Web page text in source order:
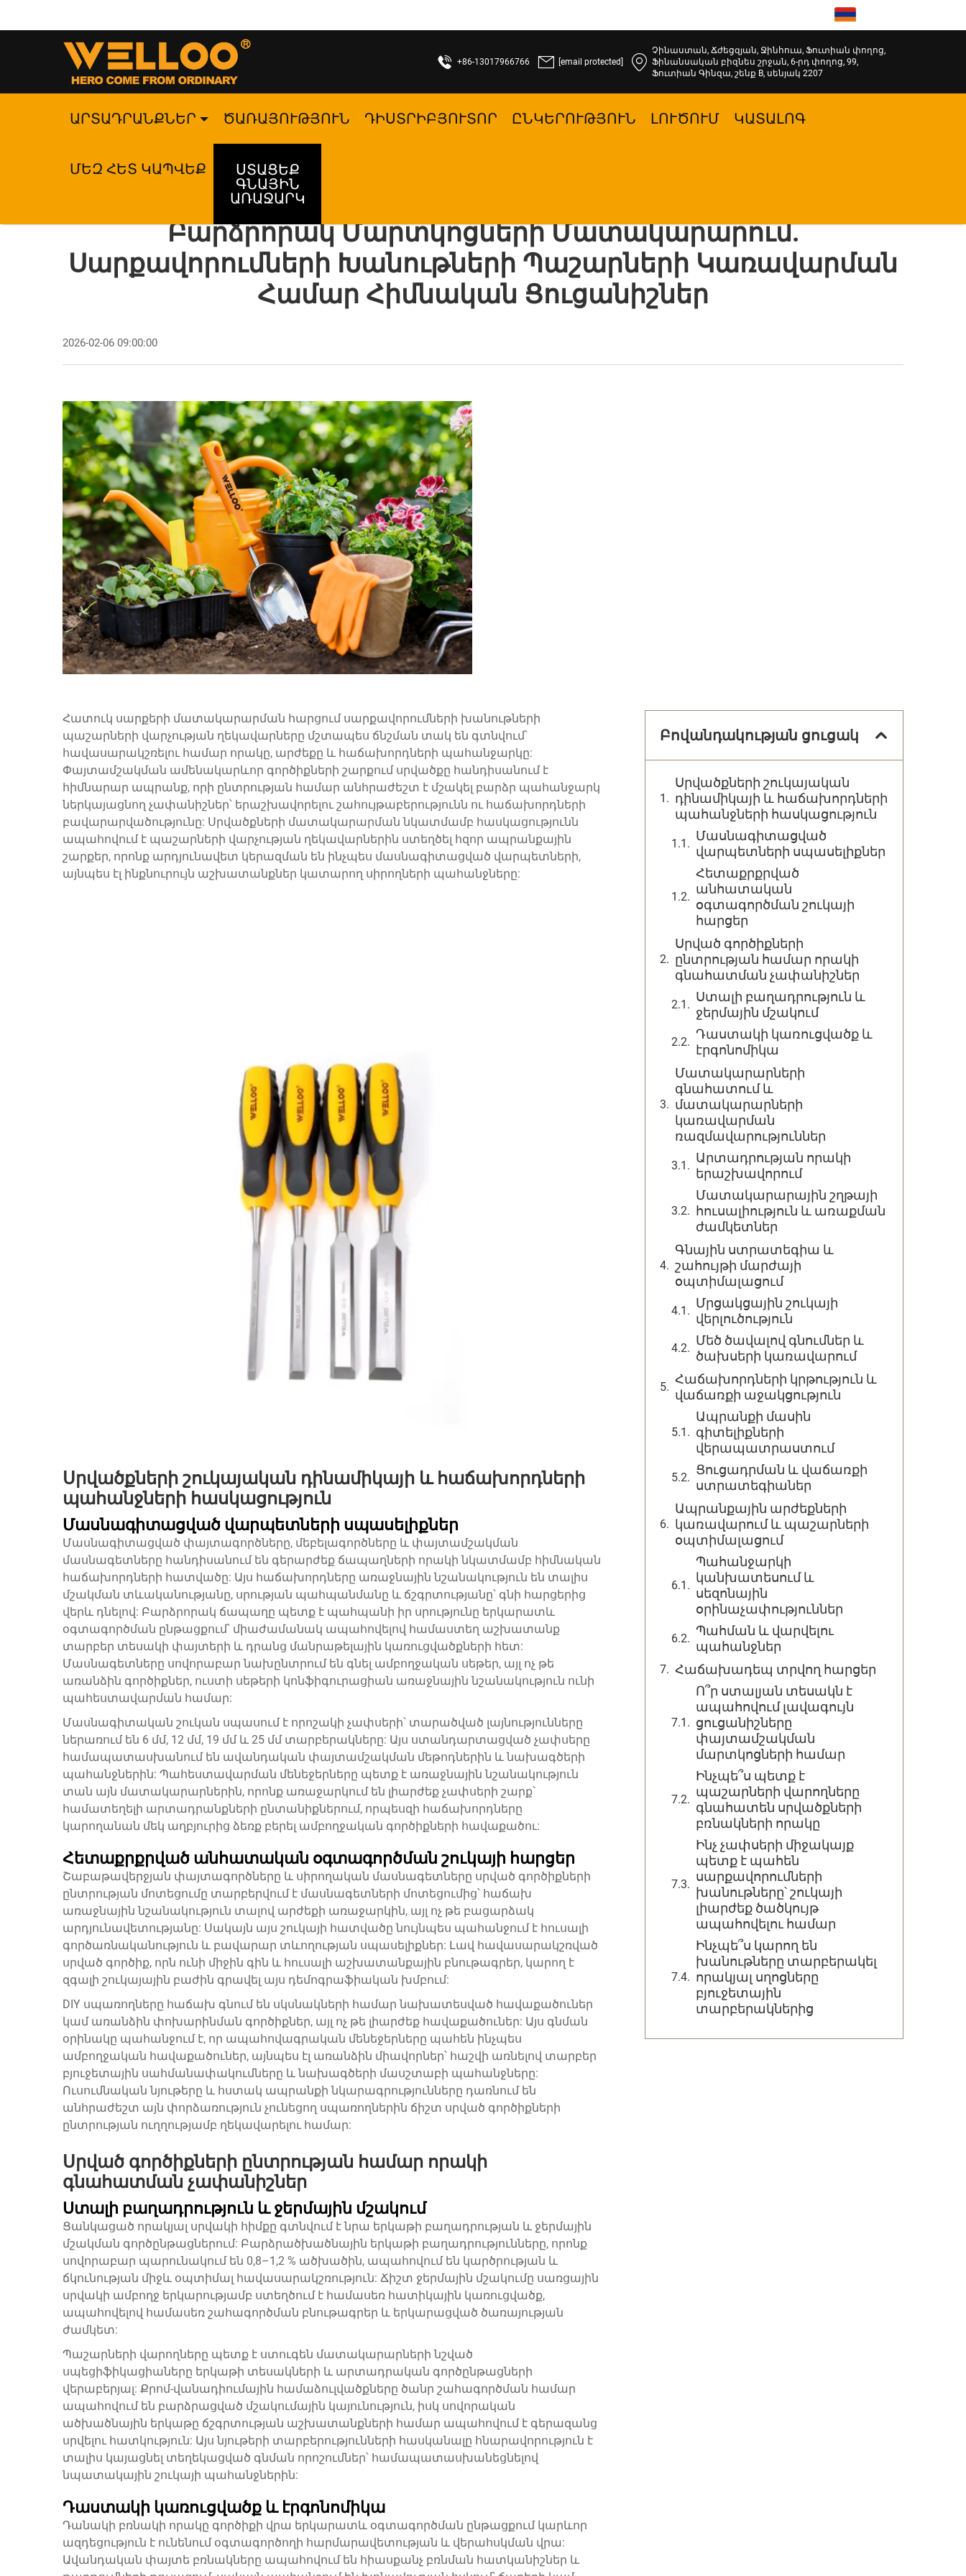
+86-13017966766 [email protected]
Չինաստան, Ճժեցզյան, Ջինհուա, Ֆուտիան փողոց,
Ֆինանսական բիզնես շրջան, 6-րդ փողոց, 99,
Ֆուտիան Գինզա, շենք B, սենյակ 2207
ԱՐՏԱԴՐԱՆՔՆԵՐ ԾԱՌԱՅՈՒԹՅՈՒՆ ԴԻՍՏՐԻԲՅՈՒՏՈՐ ԸՆԿԵՐՈՒԹՅՈՒՆ ԼՈՒԾՈՒՄ ԿԱՏԱԼՈԳ
ՄԵԶ ՀԵՏ ԿԱՊՎԵՔ
ՍՏԱՑԵՔ
ԳՆԱՅԻՆ
ԱՌԱՋԱՐԿ
Բարձրորակ Մարտկոցների Մատակարարում.
Սարքավորումների Խանութների Պաշարների Կառավարման
Համար Հիմնական Ցուցանիշներ
2026-02-06 09:00:00
Հատուկ սարքերի մատակարարման հարցում սարքավորումների խանութների
պաշարների վարչության ղեկավարները մշտապես ճնշման տակ են գտնվում՝
հավասարակշռելու համար որակը, արժեքը և հաճախորդների պահանջարկը:
Փայտամշակման ամենակարևոր գործիքների շարքում սրվածքը հանդիսանում է
հիմնարար ապրանք, որի ընտրության համար անհրաժեշտ է մշակել բարձր պահանջարկ
ներկայացնող չափանիշներ՝ երաշխավորելու շահույթաբերությունն ու հաճախորդների
բավարարվածությունը: Սրվածքների մատակարարման նկատմամբ հասկացությունն
ապահովում է պաշարների վարչության ղեկավարներին ստեղծել հզոր ապրանքային
շարքեր, որոնք արդյունավետ կերազման են ինչպես մասնագիտացված վարպետների,
այնպես էլ ինքնուրույն աշխատանքներ կատարող սիրողների պահանջները:
Սրվածքների շուկայական դինամիկայի և հաճախորդների
պահանջների հասկացություն
Մասնագիտացված վարպետների սպասելիքներ
Մասնագիտացված փայտագործները, մեբելագործները և փայտամշակման
մասնագետները հանդիսանում են գերարժեք ճապաղների որակի նկատմամբ հիմնական
հաճախորդների հատվածը: Այս հաճախորդները առաջնային նշանակություն են տալիս
մշակման տևականությանը, սրության պահպանմանը և ճշգրտությանը՝ գնի հարցերից
վերև դնելով: Բարձրորակ ճապաղը պետք է պահպանի իր սրությունը երկարատև
օգտագործման ընթացքում՝ միաժամանակ ապահովելով համաստեղ աշխատանք
տարբեր տեսակի փայտերի և դրանց մանրաթելային կառուցվածքների հետ:
Մասնագետները սովորաբար նախընտրում են գնել ամբողջական սեթեր, այլ ոչ թե
առանձին գործիքներ, ուստի սեթերի կոնֆիգուրացիան առաջնային նշանակություն ունի
պահեստավարման համար:
Մասնագիտական շուկան սպասում է որոշակի չափսերի՝ տարածված լայնությունները
ներառում են 6 մմ, 12 մմ, 19 մմ և 25 մմ տարբերակները: Այս ստանդարտացված չափսերը
համապատասխանում են ավանդական փայտամշակման մեթոդներին և նախագծերի
պահանջներին: Պահեստավարման մենեջերները պետք է առաջնային նշանակություն
տան այն մատակարարներին, որոնք առաջարկում են լիարժեք չափսերի շարք՝
համատեղելի արտադրանքների ընտանիքներում, որպեսզի հաճախորդները
կարողանան մեկ աղբյուրից ձեռք բերել ամբողջական գործիքների հավաքածու:
Հետաքրքրված անհատական օգտագործման շուկայի հարցեր
Շաբաթավերջյան փայտագործները և սիրողական մասնագետները սրված գործիքների
ընտրության մոտեցումը տարբերվում է մասնագետների մոտեցումից՝ հաճախ
առաջնային նշանակություն տալով արժեքի առաջարկին, այլ ոչ թե բացարձակ
արդյունավետությանը: Սակայն այս շուկայի հատվածը նույնպես պահանջում է հուսալի
գործառնականություն և բավարար տևողության սպասելիքներ: Լավ հավասարակշռված
սրված գործիք, որն ունի միջին գին և հուսալի աշխատանքային բնութագրեր, կարող է
զգալի շուկայային բաժին գրավել այս դեմոգրաֆիական խմբում:
DIY սպառողները հաճախ գնում են սկսնակների համար նախատեսված հավաքածուներ
կամ առանձին փոխարինման գործիքներ, այլ ոչ թե լիարժեք հավաքածուներ: Այս գնման
օրինակը պահանջում է, որ ապահովագրական մենեջերները պահեն ինչպես
ամբողջական հավաքածուներ, այնպես էլ առանձին միավորներ՝ հաշվի առնելով տարբեր
բյուջետային սահմանափակումները և նախագծերի մասշտաբի պահանջները:
Ուսումնական նյութերը և հստակ ապրանքի նկարագրությունները դառնում են
անհրաժեշտ այն փորձառություն չունեցող սպառողներին ճիշտ սրված գործիքների
ընտրության ուղղությամբ ղեկավարելու համար:
Սրված գործիքների ընտրության համար որակի
գնահատման չափանիշներ
Ստալի բաղադրություն և ջերմային մշակում
Ցանկացած որակյալ սրվակի հիմքը գտնվում է նրա երկաթի բաղադրության և ջերմային
մշակման գործընթացներում: Բարձրածխածնային երկաթի բաղադրությունները, որոնք
սովորաբար պարունակում են 0,8–1,2 % ածխածին, ապահովում են կարծրության և
ճկունության միջև օպտիմալ հավասարակշռություն: Ճիշտ ջերմային մշակումը սառցային
սրվակի ամբողջ երկարությամբ ստեղծում է համասեռ հատիկային կառուցվածք,
ապահովելով համասեռ շահագործման բնութագրեր և երկարացված ծառայության
ժամկետ:
Պաշարների վարողները պետք է ստուգեն մատակարարների նշված
սպեցիֆիկացիաները երկաթի տեսակների և արտադրական գործընթացների
վերաբերյալ: Քրոմ-վանադիումային համաձուլվածքները ծանր շահագործման համար
ապահովում են բարձրացված մշակումային կայունություն, իսկ սովորական
ածխածնային երկաթը ճշգրտության աշխատանքների համար ապահովում է գերազանց
սրվելու հատկություն: Այս նյութերի տարբերությունների հասկանալը հնարավորություն է
տալիս կայացնել տեղեկացված գնման որոշումներ՝ համապատասխանեցնելով
նպատակային շուկայի պահանջներին:
Դաստակի կառուցվածք և էրգոնոմիկա
Դանակի բռնակի որակը գործիքի վրա երկարատև օգտագործման ընթացքում կարևոր
ազդեցություն է ունենում օգտագործողի հարմարավետության և վերահսկման վրա:
Ավանդական փայտե բռնակները ապահովում են հիասքանչ բռնման հատկանիշներ և
Բովանդակության ցուցակ
Սրվածքների շուկայական
դինամիկայի և հաճախորդների
պահանջների հասկացություն
Մասնագիտացված
վարպետների սպասելիքներ
Հետաքրքրված
անհատական
օգտագործման շուկայի
հարցեր
Սրված գործիքների
ընտրության համար որակի
գնահատման չափանիշներ
Ստալի բաղադրություն և
ջերմային մշակում
Դաստակի կառուցվածք և
էրգոնոմիկա
Մատակարարների
գնահատում և
մատակարարների
կառավարման
ռազմավարություններ
Արտադրության որակի
երաշխավորում
Մատակարարային շղթայի
հուսալիություն և առաքման
ժամկետներ
Գնային ստրատեգիա և
շահույթի մարժայի
օպտիմալացում
Մրցակցային շուկայի
վերլուծություն
Մեծ ծավալով գնումներ և
ծախսերի կառավարում
Հաճախորդների կրթություն և
վաճառքի աջակցություն
Ապրանքի մասին
գիտելիքների
վերապատրաստում
Ցուցադրման և վաճառքի
ստրատեգիաներ
Ապրանքային արժեքների
կառավարում և պաշարների
օպտիմալացում
Պահանջարկի
կանխատեսում և
սեզոնային
օրինաչափություններ
Պահման և վարվելու
պահանջներ
Հաճախադեպ տրվող հարցեր
Ո՞ր ստալյան տեսակն է
ապահովում լավագույն
ցուցանիշները
փայտամշակման
մարտկոցների համար
Ինչպե՞ս պետք է
պաշարների վարողները
գնահատեն սրվածքների
բռնակների որակը
Ինչ չափսերի միջակայք
պետք է պահեն
սարքավորումների
խանութները՝ շուկայի
լիարժեք ծածկույթ
ապահովելու համար
Ինչպե՞ս կարող են
խանութները տարբերակել
որակյալ սղոցները
բյուջետային
տարբերակներից